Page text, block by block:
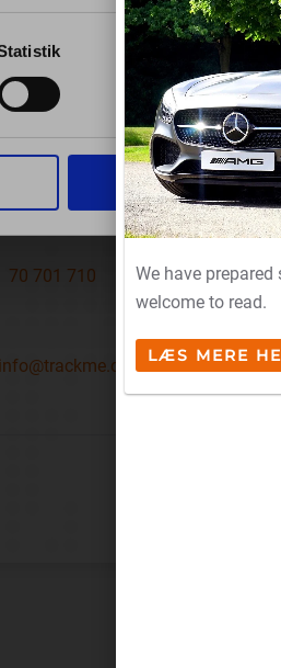
Tillad alle
US
70 701 710
info@trackme.dk
We have
welcome to read.
LÆS MERE